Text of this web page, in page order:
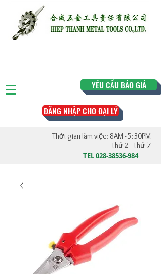
YÊU CẦU BÁO GIÁ
ĐĂNG NHẬP CHO ĐẠI LÝ
Thời gian làm việc: 8AM - 5:30PM
Thứ 2 - Thứ 7
TEL028-38536-984